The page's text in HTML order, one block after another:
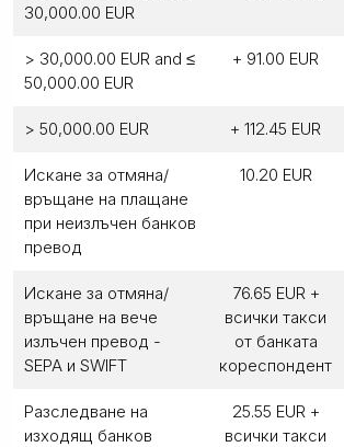
30,000.00 EUR
> 30,000.00 EUR and ≤
50,000.00 EUR
+ 91.00 EUR
> 50,000.00 EUR + 112.45 EUR
Искане за отмяна/
връщане на плащане
при неизлъчен банков
превод
10.20 EUR
Искане за отмяна/
връщане на вече
излъчен превод -
SEPA и SWIFT
76.65 EUR +
всички такси
от банката
кореспондент
Разследване на
изходящ банков
25.55 EUR +
всички такси